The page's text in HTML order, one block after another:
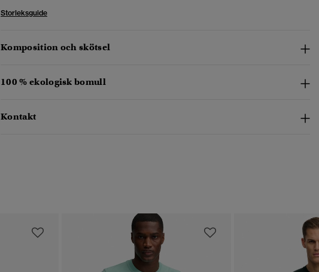
Storleksguide
Komposition och skötsel
100 % ekologisk bomull
Kontakt